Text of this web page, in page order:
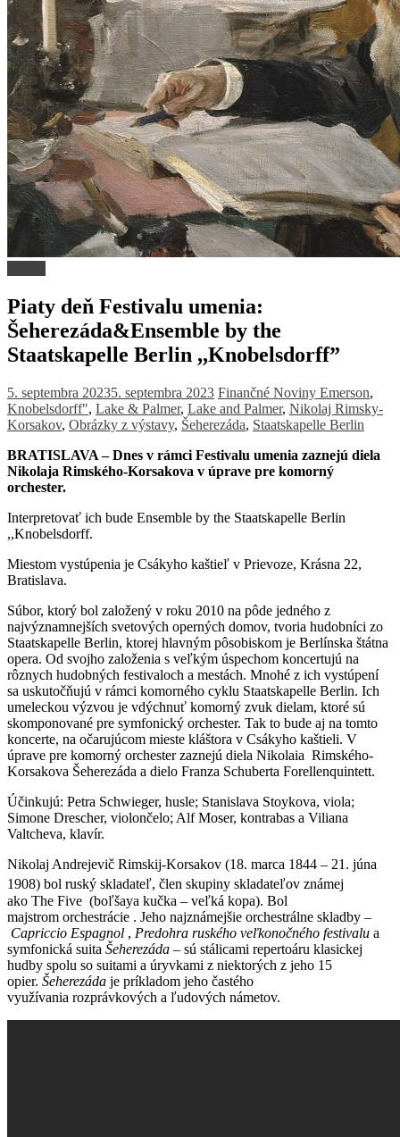
Piaty deň Festivalu umenia:
Šeherezáda&Ensemble by the
Staatskapelle Berlin ,,Knobelsdorff”
5. septembra 20235. septembra 2023 Finančné Noviny Emerson,
Knobelsdorff", Lake & Palmer, Lake and Palmer, Nikolaj Rimsky-
Korsakov, Obrázky z výstavy, Šeherezáda, Staatskapelle Berlin
BRATISLAVA – Dnes v rámci Festivalu umenia zaznejú diela
Nikolaja Rimského-Korsakova v úprave pre komorný
orchester.
Interpretovať ich bude Ensemble by the Staatskapelle Berlin
,,Knobelsdorff.
Miestom vystúpenia je Csákyho kaštieľ v Prievoze, Krásna 22,
Bratislava.
Súbor, ktorý bol založený v roku 2010 na pôde jedného z
najvýznamnejších svetových operných domov, tvoria hudobníci zo
Staatskapelle Berlin, ktorej hlavným pôsobiskom je Berlínska štátna
opera. Od svojho založenia s veľkým úspechom koncertujú na
rôznych hudobných festivaloch a mestách. Mnohé z ich vystúpení
sa uskutočňujú v rámci komorného cyklu Staatskapelle Berlin. Ich
umeleckou výzvou je vdýchnuť komorný zvuk dielam, ktoré sú
skomponované pre symfonický orchester. Tak to bude aj na tomto
koncerte, na očarujúcom mieste kláštora v Csákyho kaštieli. V
úprave pre komorný orchester zaznejú diela Nikolaia Rimského-
Korsakova Šeherezáda a dielo Franza Schuberta Forellenquintett.
Účinkujú: Petra Schwieger, husle; Stanislava Stoykova, viola;
Simone Drescher, violončelo; Alf Moser, kontrabas a Viliana
Valtcheva, klavír.
Nikolaj Andrejevič Rimskij-Korsakov (18. marca 1844 – 21. júna
1908) bol ruský skladateľ, člen skupiny skladateľov známej
ako The Five (boľšaya kučka – veľká kopa). Bol
majstrom orchestrácie . Jeho najznámejšie orchestrálne skladby –
Capriccio Espagnol , Predohra ruského veľkonočného festivalu a
symfonická suita Šeherezáda – sú stálicami repertoáru klasickej
hudby spolu so suitami a úryvkami z niektorých z jeho 15
opier. Šeherezáda je príkladom jeho častého
využívania rozprávkových a ľudových námetov.